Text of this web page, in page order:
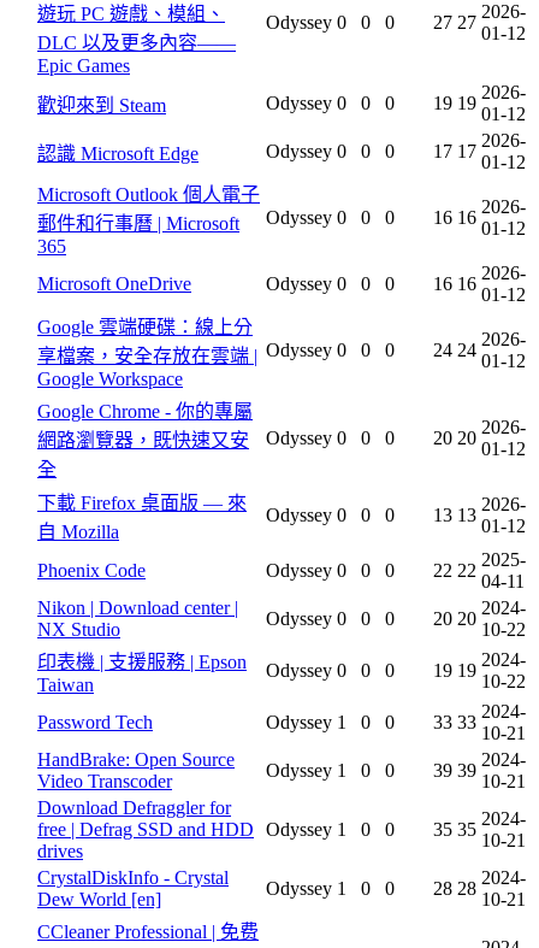
遊玩 PC 遊戲、模組、
DLC 以及更多內容——
Epic Games
Odyssey 0 0 0 27 27
2026-
01-12
歡迎來到 Steam Odyssey 0 0 0 19 19
2026-
01-12
認識 Microsoft Edge
Odyssey 0 0 0 17 17
2026-
01-12
Microsoft Outlook 個人電子
郵件和行事曆 | Microsoft
365
Odyssey 0 0 0 16 16
2026-
01-12
Microsoft OneDrive Odyssey 0 0 0 16 16
2026-
01-12
Google 雲端硬碟：線上分
享檔案，安全存放在雲端 |
Google Workspace
Odyssey 0 0 0 24 24
2026-
01-12
Google Chrome - 你的專屬
網路瀏覽器，既快速又安
全
Odyssey 0 0 0 20 20
2026-
01-12
下載 Firefox 桌面版 — 來
自 Mozilla
Odyssey 0 0 0 13 13
2026-
01-12
Phoenix Code Odyssey 0 0 0 22 22
2025-
04-11
Nikon | Download center |
NX Studio
Odyssey 0 0 0 20 20
2024-
10-22
印表機 | 支援服務 | Epson
Taiwan
Odyssey 0 0 0 19 19
2024-
10-22
Password Tech
Odyssey 1 0 0 33 33
2024-
10-21
HandBrake: Open Source
Video Transcoder
Odyssey 1 0 0 39 39
2024-
10-21
Download Defraggler for
free | Defrag SSD and HDD
drives
Odyssey 1 0 0 35 35
2024-
10-21
CrystalDiskInfo - Crystal
Dew World [en]
Odyssey 1 0 0 28 28
2024-
10-21
CCleaner Professional | 免费